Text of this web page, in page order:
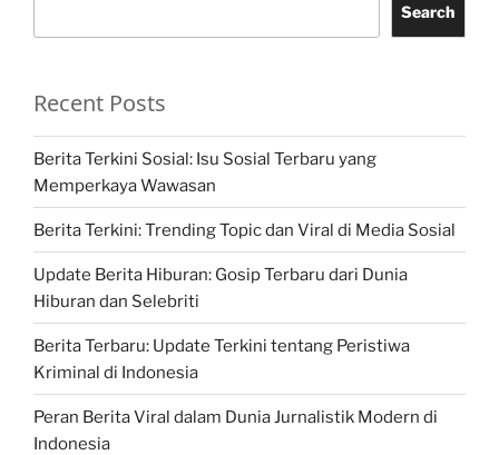
Search
Recent Posts
Berita Terkini Sosial: Isu Sosial Terbaru yang
Memperkaya Wawasan
Berita Terkini: Trending Topic dan Viral di Media Sosial
Update Berita Hiburan: Gosip Terbaru dari Dunia
Hiburan dan Selebriti
Berita Terbaru: Update Terkini tentang Peristiwa
Kriminal di Indonesia
Peran Berita Viral dalam Dunia Jurnalistik Modern di
Indonesia